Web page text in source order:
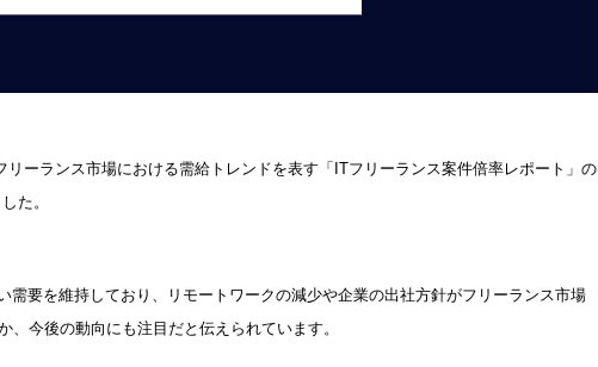
リーランス市場における需給トレンドを表す「ITフリーランス案件倍率レポート」の
た。
需要を維持しており、リモートワークの減少や企業の出社方針がフリーランス市場
、今後の動向にも注目だと伝えられています。